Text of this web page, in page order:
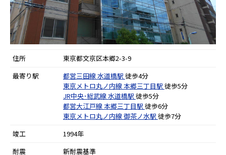
住所
東京都文京区本郷2-3-9
最寄り駅
都営三田線水道橋駅 徒歩4分
東京メトロ丸ノ内線本郷三丁目駅 徒歩5分
JR中央･総武線水道橋駅 徒歩5分
都営大江戸線本郷三丁目駅 徒歩6分
東京メトロ丸ノ内線御茶ノ水駅 徒歩7分
竣工
1994年
耐震
新耐震基準